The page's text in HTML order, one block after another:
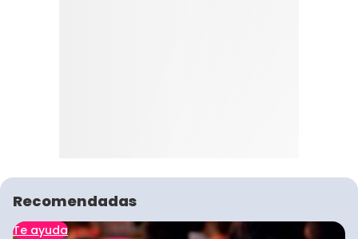
Recomendadas
Te ayuda